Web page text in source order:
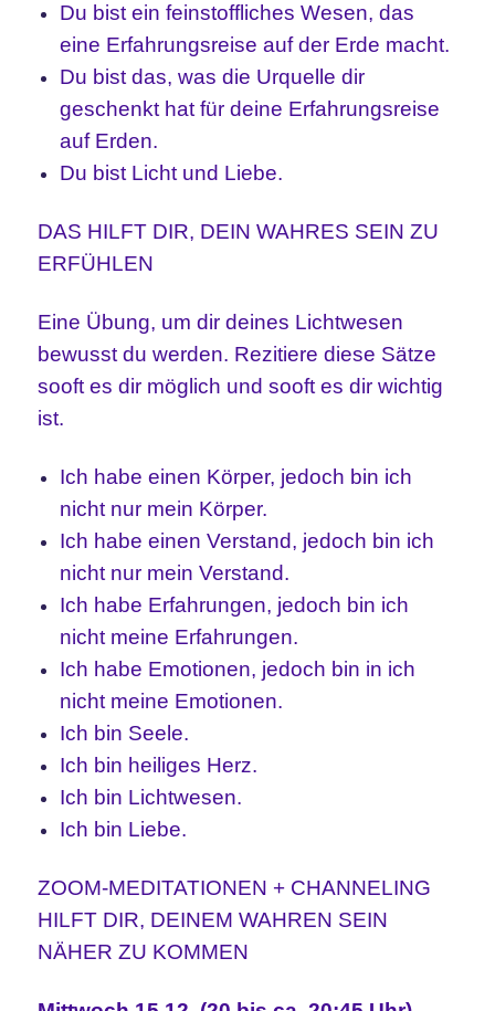
Du bist ein feinstoffliches Wesen, das
eine Erfahrungsreise auf der Erde macht.
Du bist das, was die Urquelle dir
geschenkt hat für deine Erfahrungsreise
auf Erden.
Du bist Licht und Liebe.
DAS HILFT DIR, DEIN WAHRES SEIN ZU
ERFÜHLEN
Eine Übung, um dir deines Lichtwesen
bewusst du werden. Rezitiere diese Sätze
sooft es dir möglich und sooft es dir wichtig
ist.
Ich habe einen Körper, jedoch bin ich
nicht nur mein Körper.
Ich habe einen Verstand, jedoch bin ich
nicht nur mein Verstand.
Ich habe Erfahrungen, jedoch bin ich
nicht meine Erfahrungen.
Ich habe Emotionen, jedoch bin in ich
nicht meine Emotionen.
Ich bin Seele.
Ich bin heiliges Herz.
Ich bin Lichtwesen.
Ich bin Liebe.
ZOOM-MEDITATIONEN + CHANNELING
HILFT DIR, DEINEM WAHREN SEIN
NÄHER ZU KOMMEN